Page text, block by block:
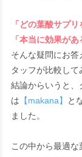
「どの葉酸サプ
「本当に効果があ
そんな疑問にお
タッフが比較して
結論からいうと、
は 【makana】
と
ました。
この中から最適な